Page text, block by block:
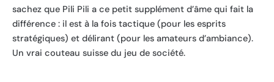
sachez que Pili Pili a ce petit supplément d’âme qui fait la
différence : il est à la fois tactique (pour les esprits
stratégiques) et délirant (pour les amateurs d’ambiance).
Un vrai couteau suisse du jeu de société.